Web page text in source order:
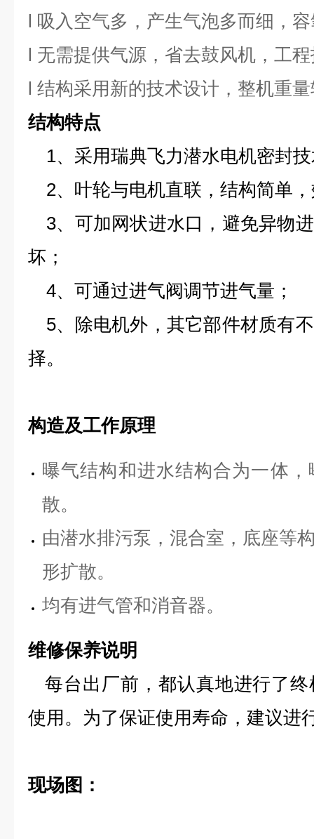
l 吸入空气多，产生气泡多而细，
l 无需提供气源，省去鼓风机，工
l 结构采用新的技术设计，整机重
结构特点
1、采用瑞典飞力潜水电机密
2、叶轮与电机直联，结构简
3、可加网状进水口，避免异物
坏；
4、可通过进气阀调节进气量；
5、除电机外，其它部件材质有
择。
构造及工作原理
曝气结构和进水结构合为一体
散。
由潜水排污泵，混合室，底座等
形扩散。
均有进气管和消音器。
维修保养说明
每台出厂前，都认真地进行了
使用。为了保证使用寿命，建议进
现场图：